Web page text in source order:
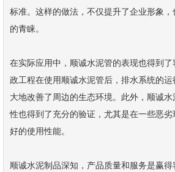
标准。这样的做法，不仅提升了企业形象
的青睐。
在实际应用中，顺诚水泥管的表现也得到
政工程在使用顺诚水泥管后，排水系统的
大地改善了周边的生态环境。此外，顺诚
性也得到了充分的验证，尤其是在一些恶
好的使用性能。
顺诚水泥制品深知，产品质量和服务是赢